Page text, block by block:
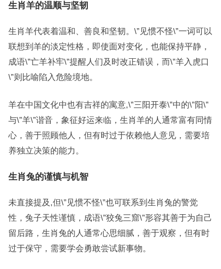
生肖羊的温顺与坚韧
生肖羊代表着温和、善良和坚韧。\”见惯不怪\”一词可以
联想到羊的淡定性格，即使面对变化，也能保持平静，
成语\”亡羊补牢\”提醒人们及时改正错误，而\”羊入虎口
\”则比喻陷入危险境地。
羊在中国文化中也有吉祥的寓意,\”三阳开泰\”中的\”阳\”
与\”羊\”谐音，象征好运来临，生肖羊的人通常富有同情
心，善于照顾他人，但有时过于依赖他人意见，需要培
养独立决策的能力。
生肖兔的谨慎与机智
未直接提及,但\”见惯不怪\”也可联系到生肖兔的警觉
性，兔子天性谨慎，成语\”狡兔三窟\”形容其善于为自己
留后路，生肖兔的人通常心思细腻，善于观察，但有时
过于保守，需要学会勇敢尝试新事物。